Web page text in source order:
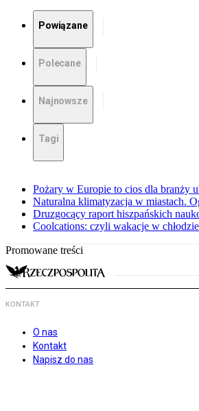
Powiązane
Polecane
Najnowsze
Tagi
Pożary w Europie to cios dla branży
Naturalna klimatyzacja w miastach.
Druzgocący raport hiszpańskich
Coolcations: czyli wakacje w
Promowane treści
KONTAKT
O nas
Kontakt
Napisz do nas